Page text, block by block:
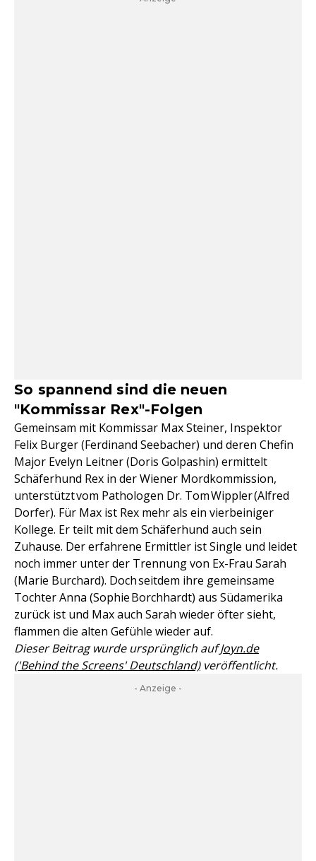
So spannend sind die neuen
"Kommissar Rex"-Folgen
Gemeinsam mit Kommissar Max Steiner, Inspektor
Felix Burger (Ferdinand Seebacher) und deren Chefin
Major Evelyn Leitner (Doris Golpashin) ermittelt
Schäferhund Rex in der Wiener Mordkommission,
unterstützt vom Pathologen Dr. Tom Wippler (Alfred
Dorfer). Für Max ist Rex mehr als ein vierbeiniger
Kollege. Er teilt mit dem Schäferhund auch sein
Zuhause. Der erfahrene Ermittler ist Single und leidet
noch immer unter der Trennung von Ex-Frau Sarah
(Marie Burchard). Doch seitdem ihre gemeinsame
Tochter Anna (Sophie Borchhardt) aus Südamerika
zurück ist und Max auch Sarah wieder öfter sieht,
flammen die alten Gefühle wieder auf.
Dieser Beitrag wurde ursprünglich aufJoyn.de
('Behind the Screens' Deutschland)veröffentlicht.
- Anzeige -